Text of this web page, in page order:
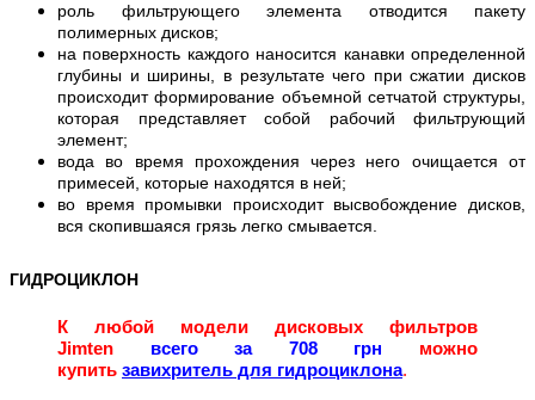
роль фильтрующего элемента отводится пакету
полимерных дисков;
на поверхность каждого наносится канавки определенной
глубины и ширины, в результате чего при сжатии дисков
происходит формирование объемной сетчатой структуры,
которая представляет собой рабочий фильтрующий
элемент;
вода во время прохождения через него очищается от
примесей, которые находятся в ней;
во время промывки происходит высвобождение дисков,
вся скопившаяся грязь легко смывается.
ГИДРОЦИКЛОН
К любой модели дисковых фильтров
Jimten всего за 708 грн
можно
купить завихритель для гидроциклона.